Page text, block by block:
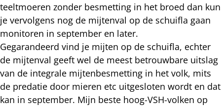
teeltmoeren zonder besmetting in het broed dan kun
je vervolgens nog de mijtenval op de schuifla gaan
monitoren in september en later.
Gegarandeerd vind je mijten op de schuifla, echter
de mijtenval geeft wel de meest betrouwbare uitslag
van de integrale mijtenbesmetting in het volk, mits
de predatie door mieren etc uitgesloten wordt en dat
kan in september. Mijn beste hoog-VSH-volken op